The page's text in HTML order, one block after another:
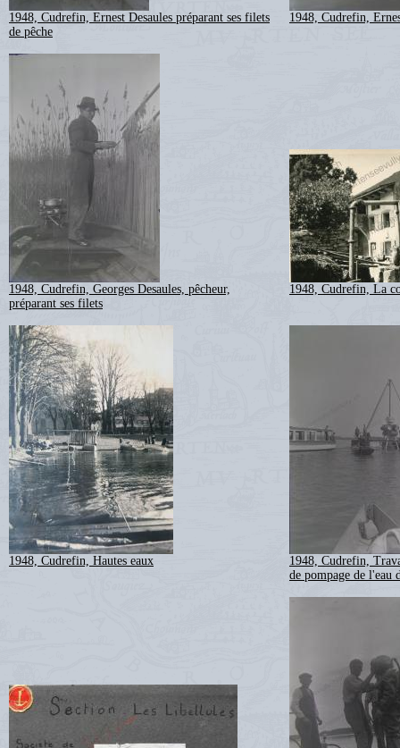
1948, Cudrefin, Ernest Desaules préparant ses filets
de pêche
1948, Cudrefin,
1948, Cudrefin, Georges Desaules, pêcheur,
préparant ses filets
1948, Cudrefin, La
1948, Cudrefin, Hautes eaux
1948, Cudrefin,
de pompage de l'eau